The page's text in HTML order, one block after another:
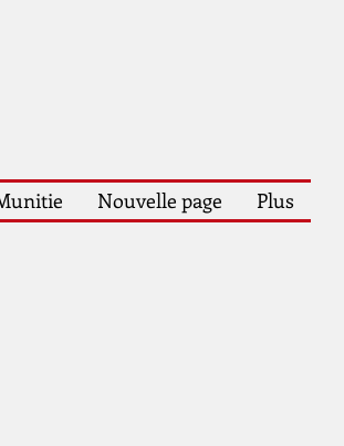
Nouvelle page Plus